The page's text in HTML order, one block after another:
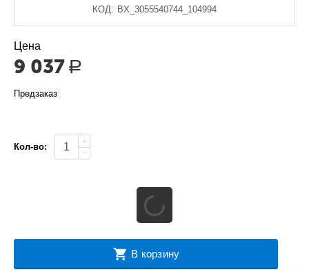
КОД: BX_3055540744_104994
Цена
9 037 Р
Предзаказ
Кол-во:
+
−
В корзину